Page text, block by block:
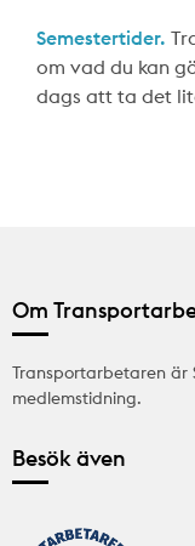
Semestertider.
om vad du kan
dags att ta det
Om
Transportarbetaren är
medlemstidning.
Besök även